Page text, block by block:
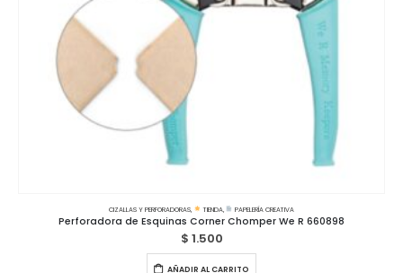
CIZALLAS Y PERFORADORAS, TIENDA, PAPELERÍA CREATIVA
Perforadora de Esquinas Corner Chomper We R 660898
$ 1.500
AÑADIR AL CARRITO